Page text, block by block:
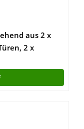
aus 2 x
2 x